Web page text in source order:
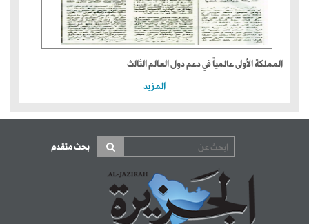
المملكة الأولى عالمياً في دعم دول العالم الثالث
المزيد
بحث متقدم